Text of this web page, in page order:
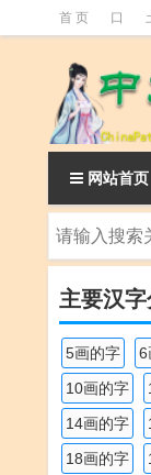
首 页 口
釒 阝 魚
网站首页
主要汉
5画的字 6
10画的字
14画的字
18画的字